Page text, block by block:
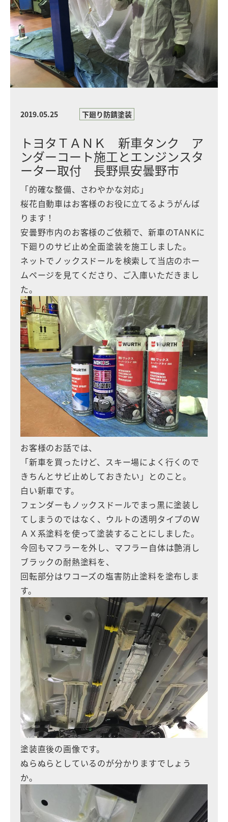
2019.05.25 下廻り防錆塗装
トヨタＴＡＮＫ 新車タンク ア
ンダーコート施工とエンジンスタ
ーター取付 長野県安曇野市
「的確な整備、さわやかな対応」
桜花自動車はお客様のお役に立てるようがんば
ります！
安曇野市内のお客様のご依頼で、新車のTANKに
下廻りのサビ止め全面塗装を施工しました。
ネットでノックスドールを検索して当店のホー
ムページを見てくださり、ご入庫いただきまし
た。
お客様のお話では、
「新車を買ったけど、スキー場によく行くので
きちんとサビ止めしておきたい」とのこと。
白い新車です。
フェンダーもノックスドールでまっ黒に塗装し
てしまうのではなく、ウルトの透明タイプのＷ
ＡＸ系塗料を使って塗装することにしました。
今回もマフラーを外し、マフラー自体は艶消し
ブラックの耐熱塗料を、
回転部分はワコーズの塩害防止塗料を塗布しま
す。
塗装直後の画像です。
ぬらぬらとしているのが分かりますでしょう
か。